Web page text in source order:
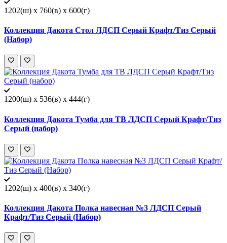
1202(ш) x 760(в) x 600(г)
Коллекция Дакота Стол ЛДСП Серый Крафт/Тиз Серый
(Набор)
1200(ш) x 536(в) x 444(г)
Коллекция Дакота Тумба для ТВ ЛДСП Серый Крафт/Тиз
Серый (набор)
1202(ш) x 400(в) x 340(г)
Коллекция Дакота Полка навесная №3 ЛДСП Серый
Крафт/Тиз Серый (Набор)